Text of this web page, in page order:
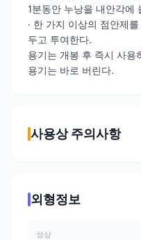
1분동안 누낭을 내안각에
· 한 가지 이상의 점안제
두고 투여한다.
용기는 개봉 후 즉시 사용
용기는 바로 버린다.
사용상 주의사항
외형정보
성상